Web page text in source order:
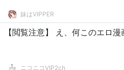
妹はVIPPER
【閲覧注意】 え、何このエロ漫
ニコニコVIP2ch